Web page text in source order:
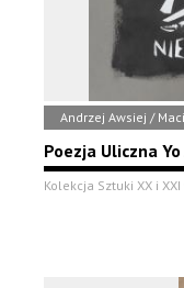
Andrzej Awsiej /
Poezja Uliczna
Kolekcja Sztuki XX i